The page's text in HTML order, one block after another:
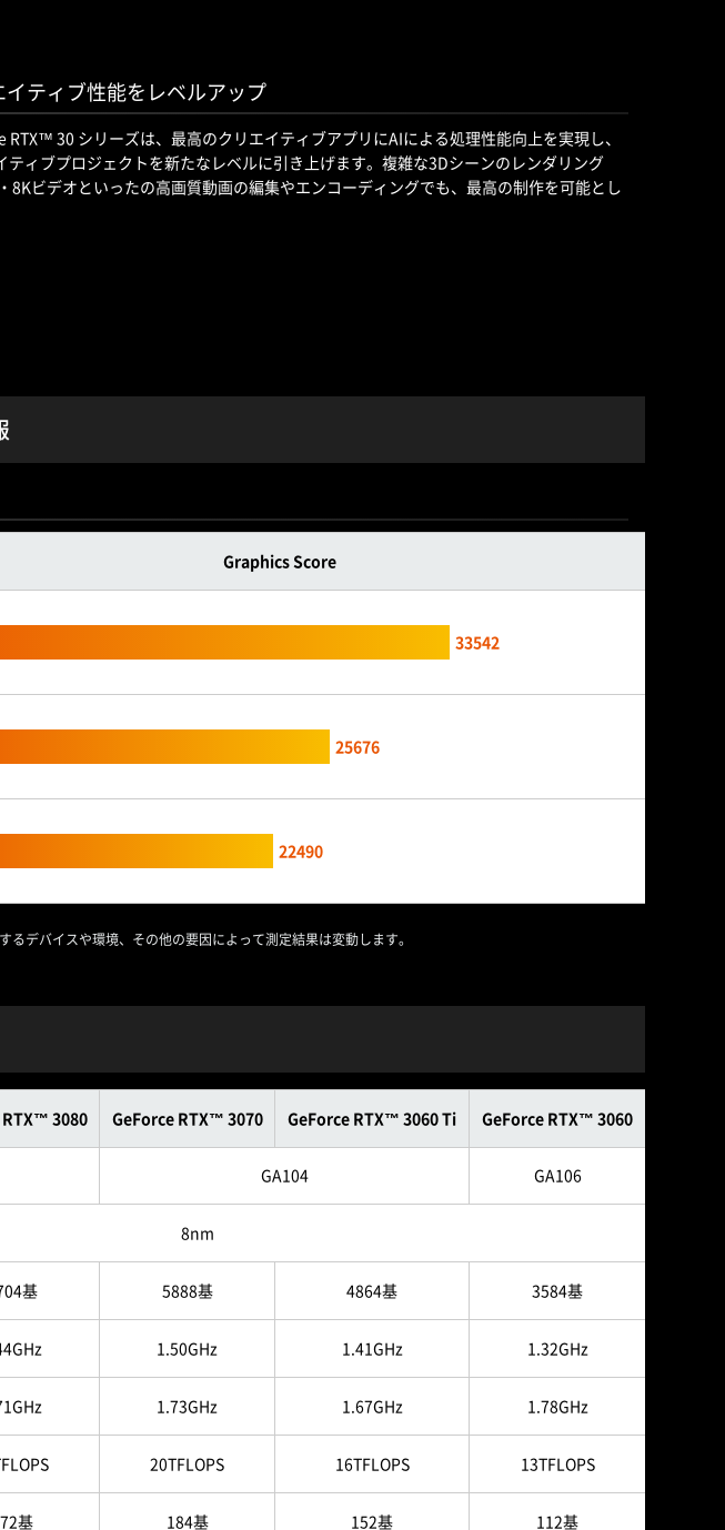
イティブ性能をレベルアップ
RTX™ 30 シリーズは、最高のクリエイティブアプリにAIによる処理性能向上を実現し、
ティブプロジェクトを新たなレベルに引き上げます。複雑な3Dシーンのレンダリング
8Kビデオといったの高画質動画の編集やエンコーディングでも、最高の制作を可能とし
Graphics Score
33542
25676
22490
デバイスや環境、その他の要因によって測定結果は変動します。
3080 GeForce RTX™ 3070 GeForce RTX™ 3060 Ti GeForce RTX™ 3060
GA104 GA106
8nm
基 5888基 4864基 3584基
1.50GHz 1.41GHz 1.32GHz
1.73GHz 1.67GHz 1.78GHz
20TFLOPS 16TFLOPS 13TFLOPS
基 184基 152基 112基